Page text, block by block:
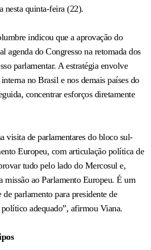
nesta quinta-feira (22).
indicou que a aprovação do
agenda do Congresso na retomada dos
parlamentar. A estratégia envolve
no Brasil e nos demais países do
concentrar esforços diretamente
visita de parlamentares do bloco sul-
Europeu, com articulação política de
tudo pelo lado do Mercosul e,
missão ao Parlamento Europeu. É um
parlamento para presidente de
adequado”, afirmou Viana.